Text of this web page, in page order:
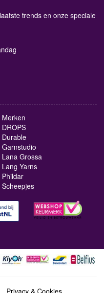
trends en onze speciale
Merken
DROPS
Durable
Garnstudio
Lana Grossa
Lang Yarns
Phildar
Scheepjes